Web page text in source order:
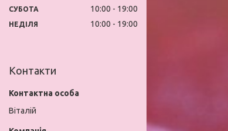
СУБОТА 10:00 19:00
НЕДІЛЯ 10:00 19:00
Контакти
Віталій